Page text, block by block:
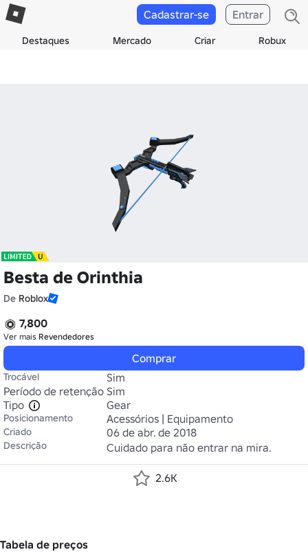
Destaques Mercado Criar Robux
Cadastrar-se Entrar
Besta de Orinthia
De Roblox
7,800
Ver mais Revendedores
Comprar
Trocável
Sim
Período de retenção Sim
Tipo
Gear
Posicionamento Acessórios | Equipamento
Criado 06 de abr. de 2018
Descrição Cuidado para não entrar na mira.
2.6K
Tabela de preços